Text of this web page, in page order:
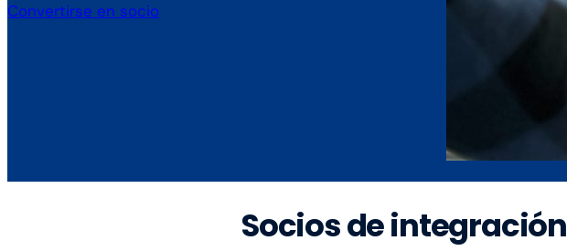
Convertirse en socio
Socios de integración